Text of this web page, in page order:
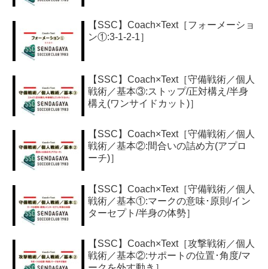
【SSC】Coach×Text［フォーメーショ
ン①:3-1-2-1］
【SSC】Coach×Text［守備戦術／個人
戦術／基本③:ストップ/正対構え/半身
構え(ワンサイドカット)］
【SSC】Coach×Text［守備戦術／個人
戦術／基本②:間合いの詰め方(アプロ
ーチ)］
【SSC】Coach×Text［守備戦術／個人
戦術／基本①:マークの意味･原則/イン
ターセプト/半身の体勢］
【SSC】Coach×Text［攻撃戦術／個人
戦術／基本②:サポートの位置･角度/マ